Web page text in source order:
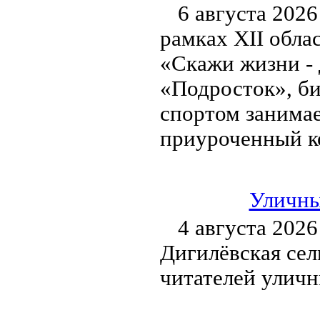
6 августа
рамках XII
«Скажи жизни -
«Подросток»,
спортом
приуроченный
4 августа
Дигилёвская
читателей